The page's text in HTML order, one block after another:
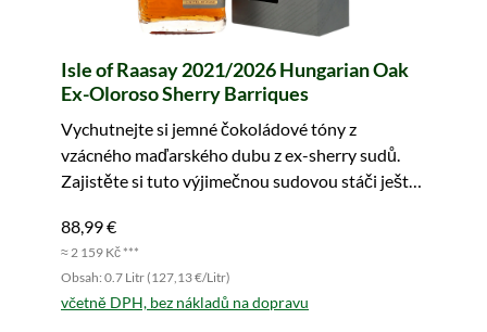
Isle of Raasay 2021/2026 Hungarian Oak
Ex-Oloroso Sherry Barriques
Vychutnejte si jemné čokoládové tóny z
vzácného maďarského dubu z ex-sherry sudů.
Zajistěte si tuto výjimečnou sudovou stáči ještě
88,99 €
≈ 2 159 Kč ***
Obsah: 0.7 Litr (127,13 €/Litr)
včetně DPH, bez nákladů na dopravu